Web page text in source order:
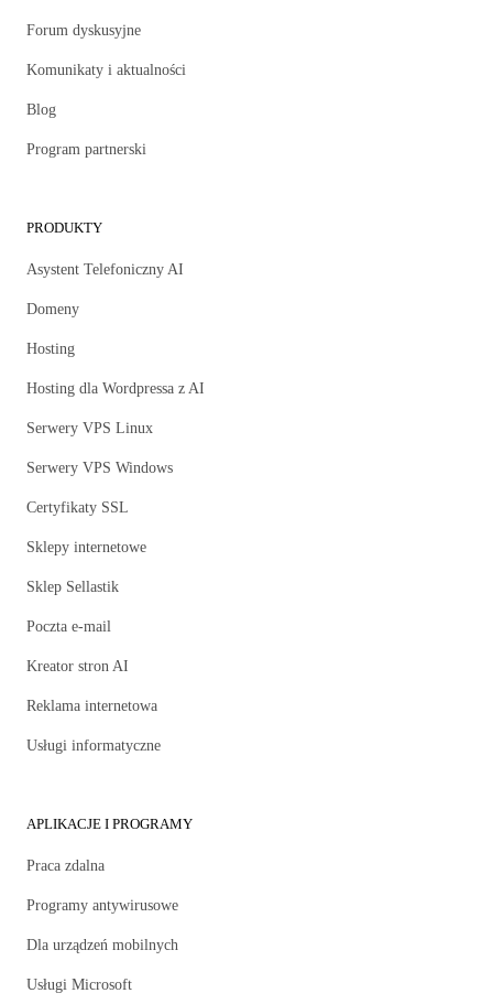
Forum dyskusyjne
Komunikaty i aktualności
Blog
Program partnerski
PRODUKTY
Asystent Telefoniczny AI
Domeny
Hosting
Hosting dla Wordpressa z AI
Serwery VPS Linux
Serwery VPS Windows
Certyfikaty SSL
Sklepy internetowe
Sklep Sellastik
Poczta e-mail
Kreator stron AI
Reklama internetowa
Usługi informatyczne
APLIKACJE I PROGRAMY
Praca zdalna
Programy antywirusowe
Dla urządzeń mobilnych
Usługi Microsoft